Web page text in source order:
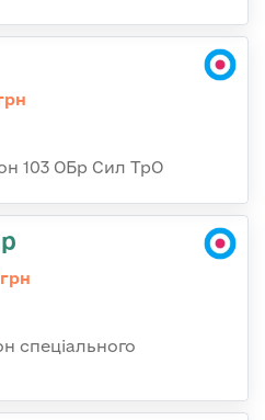
103 ОБр Сил ТрО
спеціального